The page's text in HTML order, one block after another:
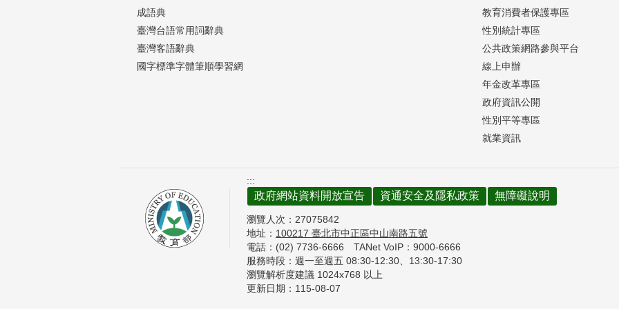
成語典
臺灣台語常用詞辭典
臺灣客語辭典
國字標準字體筆順學習網
教育消費者保護專區
性別統計專區
公共政策網路參與平台
線上申辦
年金改革專區
政府資訊公開
性別平等專區
就業資訊
:::
政府網站資料開放宣告 資通安全及隱私政策 無障礙說明
瀏覽人次： 27075842
地址： 100217 臺北市中正區中山南路五號
電話：(02) 7736-6666 TANet VoIP：9000-6666
服務時段：週一至週五 08:30-12:30、 13:30-17:30
瀏覽解析度建議 1024x768 以上
更新日期： 115-08-07